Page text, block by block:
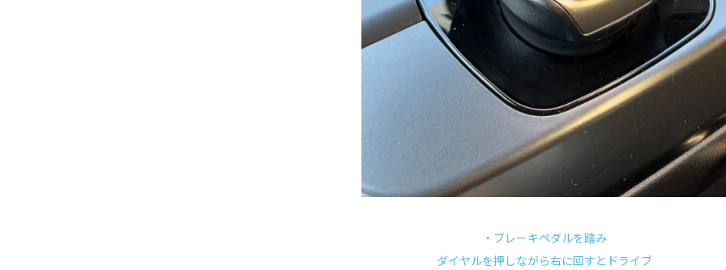
・ブレーキペダルを踏み
ダイヤルを押しながら右に回すとドライブ